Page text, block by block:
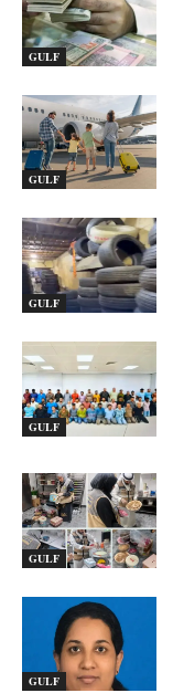
GULF
GULF
GULF
GULF
GULF
GULF